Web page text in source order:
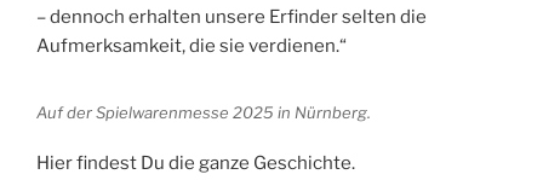
– dennoch erhalten unsere Erfinder selten die
Aufmerksamkeit, die sie verdienen.“
Auf der Spielwarenmesse 2025 in Nürnberg.
Hier findest Du die ganze Geschichte.